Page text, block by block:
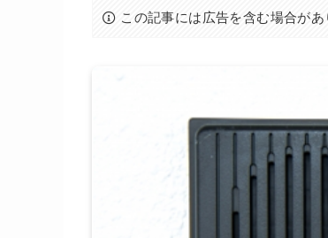
この記事には広告を含む場合があ